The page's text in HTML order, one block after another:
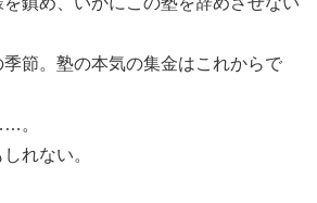
季節。塾の本気の集金はこれからで
。
れない。